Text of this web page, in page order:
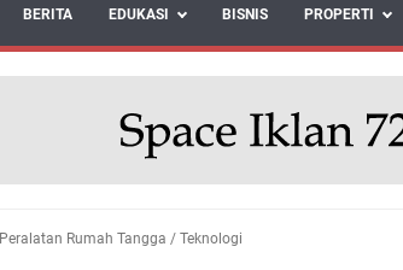
BERITA EDUKASI BISNIS PROPERTI
Peralatan Rumah Tangga / Teknologi